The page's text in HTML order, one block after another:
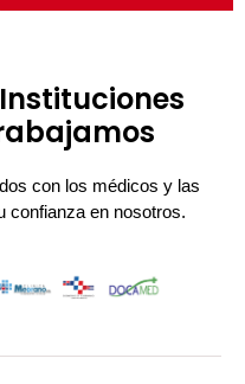
con los médicos y las
confianza en nosotros.